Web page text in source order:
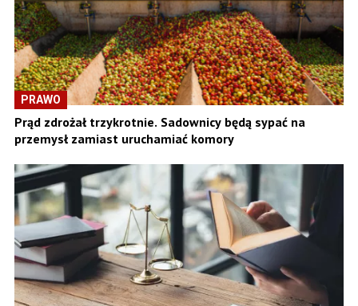
PRAWO
Prąd zdrożał trzykrotnie. Sadownicy będą sypać na
przemysł zamiast uruchamiać komory